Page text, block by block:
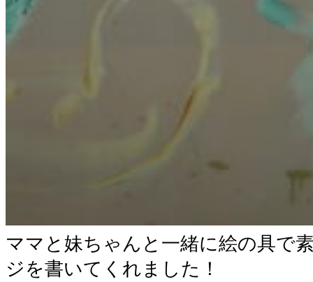
ママと妹ちゃんと一緒に絵の具で
ジを書いてくれました！